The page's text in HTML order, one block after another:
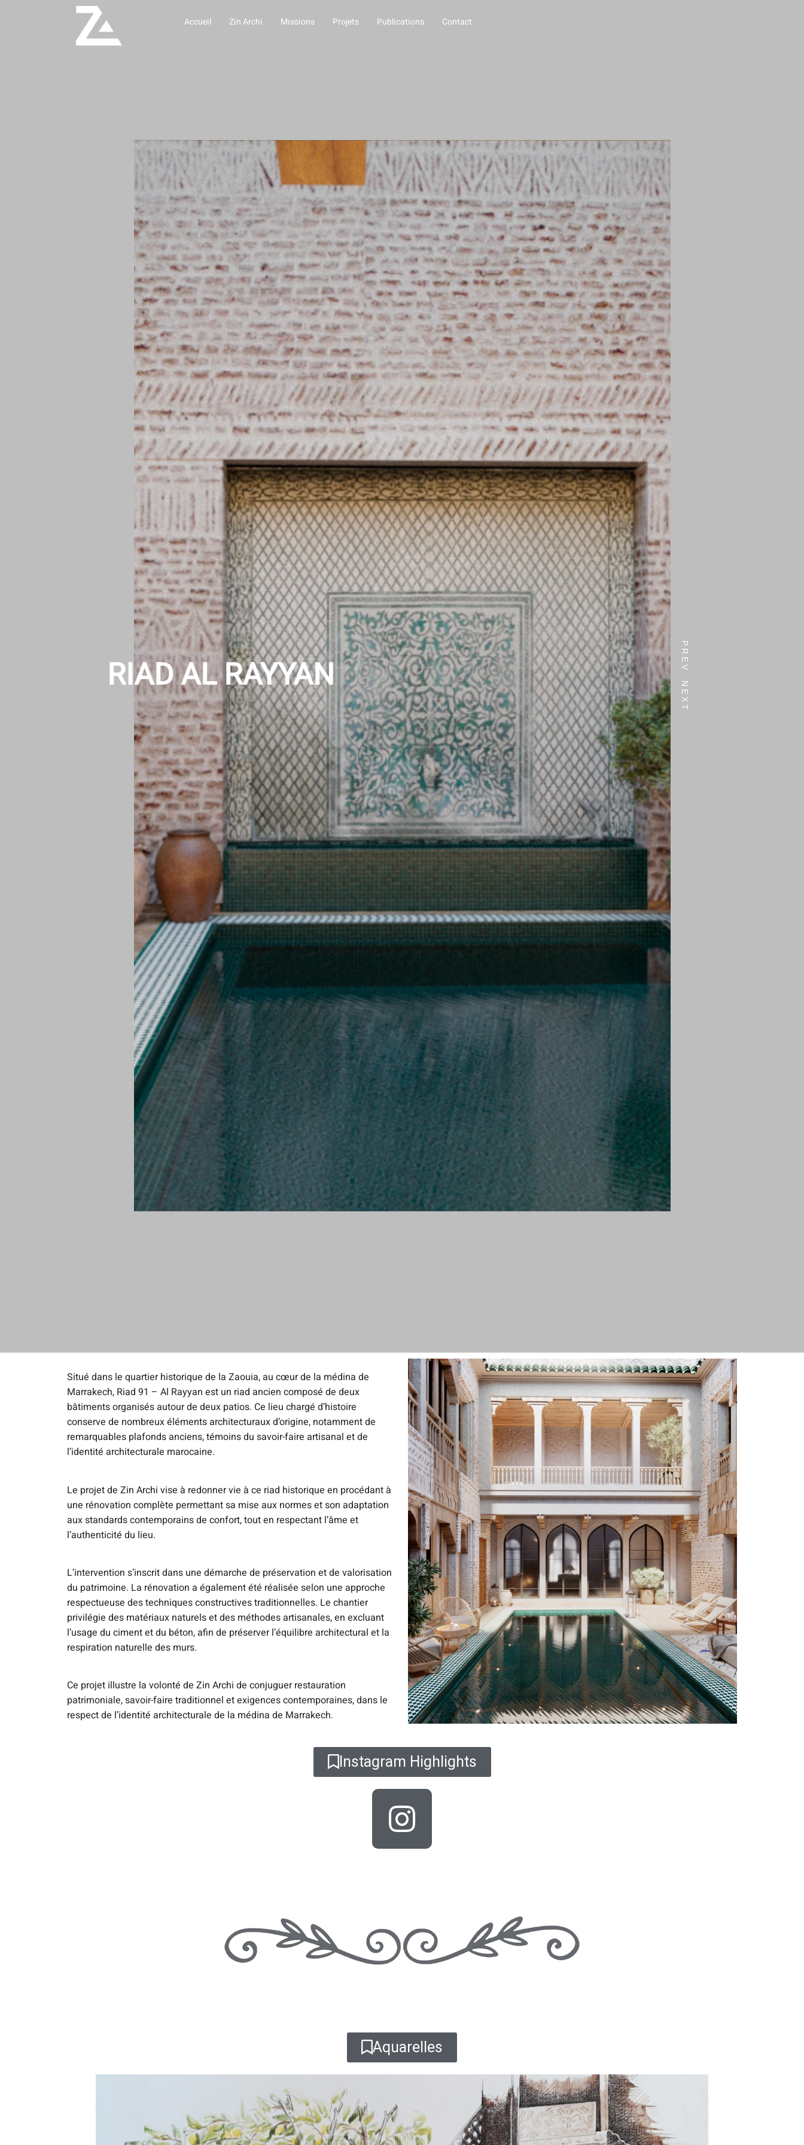
Accueil Zin Archi Missions Projets Publications Contact
PREV
NEXT
RIAD AL RAYYAN
Situé dans le quartier historique de la Zaouia, au cœur de la médina de
Marrakech, Riad 91 – Al Rayyan est un riad ancien composé de deux
bâtiments organisés autour de deux patios. Ce lieu chargé d’histoire
conserve de nombreux éléments architecturaux d’origine, notamment de
remarquables plafonds anciens, témoins du savoir-faire artisanal et de
l’identité architecturale marocaine.
Le projet de Zin Archi vise à redonner vie à ce riad historique en procédant à
une rénovation complète permettant sa mise aux normes et son adaptation
aux standards contemporains de confort, tout en respectant l’âme et
l’authenticité du lieu.
L’intervention s’inscrit dans une démarche de préservation et de valorisation
du patrimoine. La rénovation a également été réalisée selon une approche
respectueuse des techniques constructives traditionnelles. Le chantier
privilégie des matériaux naturels et des méthodes artisanales, en excluant
l’usage du ciment et du béton, afin de préserver l’équilibre architectural et la
respiration naturelle des murs.
Ce projet illustre la volonté de Zin Archi de conjuguer restauration
patrimoniale, savoir-faire traditionnel et exigences contemporaines, dans le
respect de l’identité architecturale de la médina de Marrakech.
Instagram Highlights
Aquarelles